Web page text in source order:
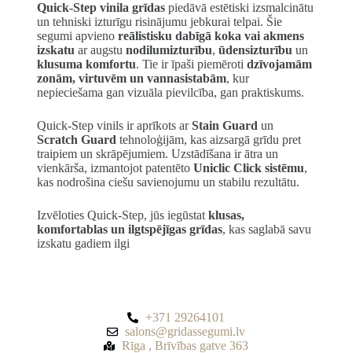
Quick-Step vinila grīdaspiedāvā estētiski izsmalcinātu
un tehniski izturīgu risinājumu jebkurai telpai. Šie
segumi apvieno reālistisku dabīgā koka vai akmens
izskatuar augstu nodilumizturību, ūdensizturībuun
klusuma komfortu. Tie ir īpaši piemēroti dzīvojamām
zonām, virtuvēm un vannasistabām, kur
nepieciešama gan vizuāla pievilcība, gan praktiskums.
Quick-Step vinils ir aprīkots arStain Guardun
Scratch Guardtehnoloģijām, kas aizsargā grīdu pret
traipiem un skrāpējumiem. Uzstādīšana ir ātra un
vienkārša, izmantojot patentēto Uniclic Click sistēmu,
kas nodrošina ciešu savienojumu un stabilu rezultātu.
Izvēloties Quick-Step, jūs iegūstatklusas,
komfortablas un ilgtspējīgas grīdas, kas saglabā savu
izskatu gadiem ilgi
+371 29264101
salons@gridassegumi.lv
Rīga , Brīvības gatve 363